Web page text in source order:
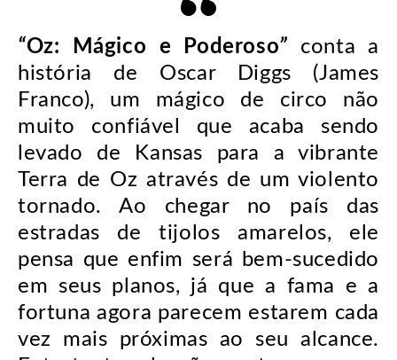
“Oz: Mágico e Poderoso” conta a
história de Oscar Diggs (James
Franco), um mágico de circo não
muito confiável que acaba sendo
levado de Kansas para a vibrante
Terra de Oz através de um violento
tornado. Ao chegar no país das
estradas de tijolos amarelos, ele
pensa que enfim será bem-sucedido
em seus planos, já que a fama e a
fortuna agora parecem estarem cada
vez mais próximas ao seu alcance.